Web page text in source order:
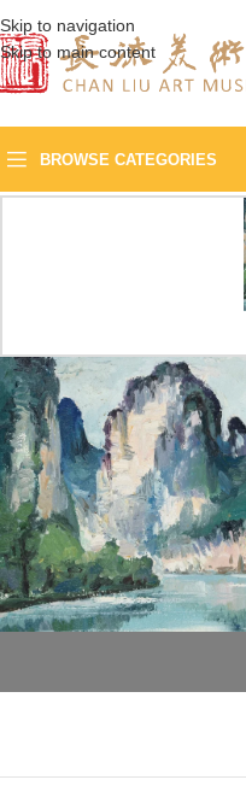
Skip to navigation
Skip to main content
BROWSE CATEGORIES